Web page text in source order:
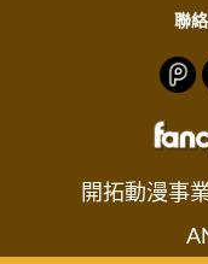
聯
開拓動漫事